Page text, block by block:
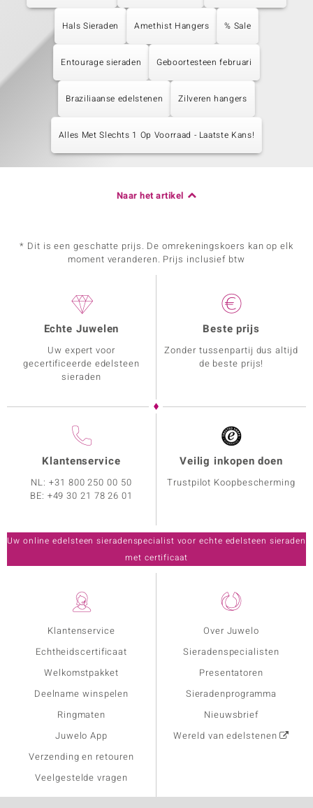
Hals Sieraden Amethist Hangers % Sale
Entourage sieraden Geboortesteen februari
Braziliaanse edelstenen Zilveren hangers
Alles Met Slechts 1 Op Voorraad - Laatste Kans!
Naar het artikel
* Dit is een geschatte prijs. De omrekeningskoers kan op elk
moment veranderen. Prijs inclusief btw
Klantenservice
Echtheidscertificaat
Welkomstpakket
Deelname winspelen
Ringmaten
Juwelo App
Verzending en retouren
Veelgestelde vragen
Over Juwelo
Sieradenspecialisten
Presentatoren
Sieradenprogramma
Nieuwsbrief
Wereld van edelstenen
Echte Juwelen
Uw expert voor
gecertificeerde edelsteen
sieraden
Beste prijs
Zonder tussenpartij dus altijd
de beste prijs!
Klantenservice
NL:+31 800 250 00 50
BE: +49 30 21 78 26 01
Veilig inkopen doen
Trustpilot Koopbescherming
Uw online edelsteen sieradenspecialist voor echte edelsteen sieraden
met certificaat